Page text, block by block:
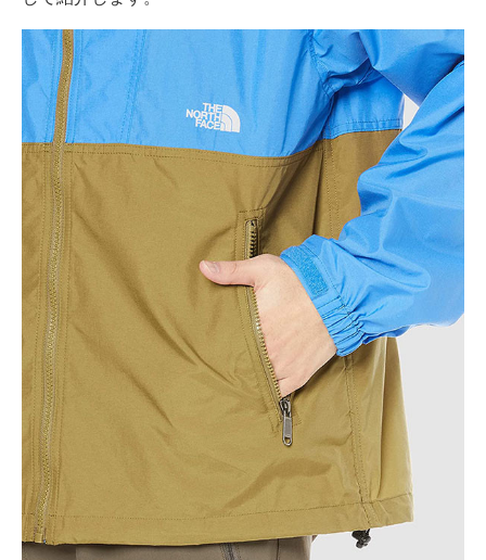
進化するPCとデバイスの未来
好きが集まる 比べて選べる
ビジネスと働き方のヒント
AI活用のいまが分かる
企業ITのトレンドを詳説
経営リーダーのコミュニティ
マーケ×ITの今がよく分かる
ITエンジニア向け専門サイト
企業向けIT製品の総合サイト
IT製品の技術・比較・事例
製造業のIT導入・活用を支援
モノづくり技術者専門サイト